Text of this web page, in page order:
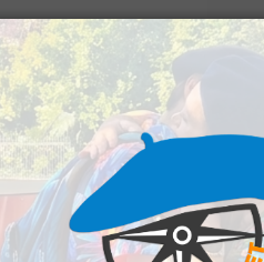
enfants
une
hors
individus